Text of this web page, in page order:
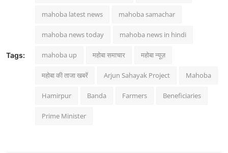
Tags:
mahoba latest news mahoba samachar
mahoba news today mahoba news in hindi
mahoba up महोबा समाचार महोबा न्यूज़
महोबा की ताजा खबरें Arjun Sahayak Project Mahoba
Hamirpur Banda Farmers Beneficiaries
Prime Minister